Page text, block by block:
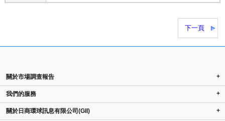
下一頁
關於市場調查報告 +
我們的服務 +
關於日商環球訊息有限公司(GII) +